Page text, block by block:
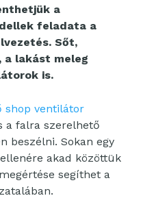
a
feladata a
Sőt,
a lakást meleg
is.
shop ventilátor
a falra szerelhető
beszélni. Sokan egy
akad közöttük
segíthet a